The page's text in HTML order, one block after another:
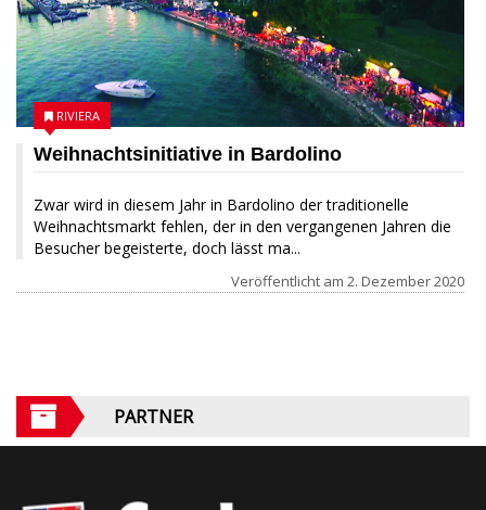
Weihnachtsinitiative in Bardolino
Zwar wird in diesem Jahr in Bardolino der traditionelle
Weihnachtsmarkt fehlen, der in den vergangenen Jahren die
Besucher begeisterte, doch lässt ma...
RIVIERA
Veröffentlicht am 2. Dezember 2020
PARTNER